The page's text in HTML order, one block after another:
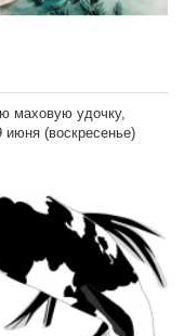
маховую удочку,
(воскресенье)